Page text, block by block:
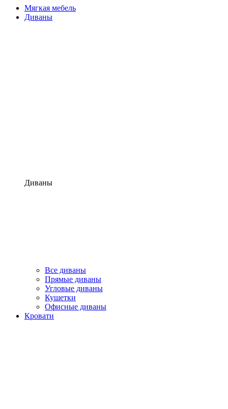
Мягкая мебель
Диваны
Диваны
Все диваны
Прямые диваны
Угловые диваны
Кушетки
Офисные диваны
Кровати